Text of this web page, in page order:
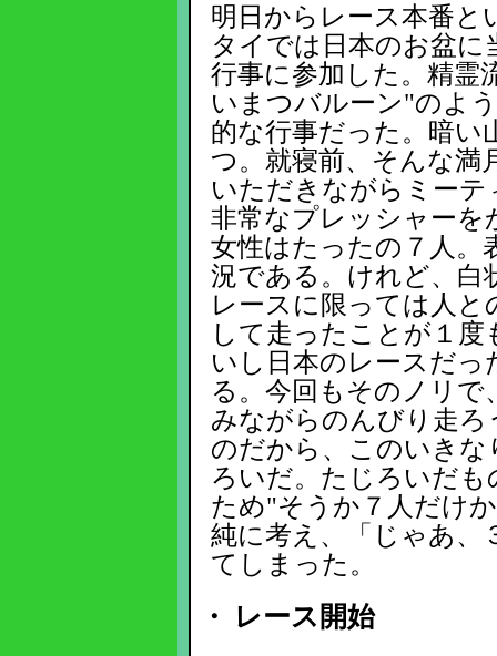
明日からレース本番と
タイでは日本のお盆
行事に参加した。精霊
いまつバルーン"のよ
的な行事だった。暗い
つ。就寝前、そんな満
いただきながらミー
非常なプレッシャーを
女性はたったの７人。
況である。けれど、白
レースに限っては人
して走ったことが１
いし日本のレースだっ
る。今回もそのノリで
みながらのんびり走
のだから、このいき
ろいだ。たじろいだ
ため"そうか７人だけ
純に考え、「じゃあ、
てしまった。
・ レース開始